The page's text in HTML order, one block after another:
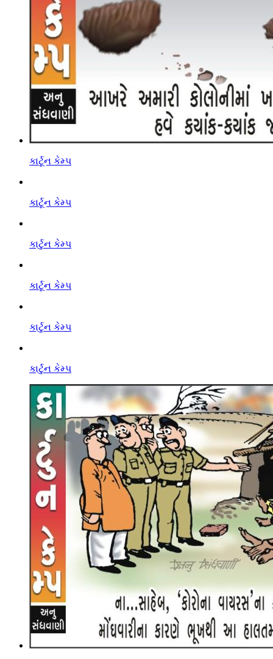
કાર્ટૂન કેમ્પ
કાર્ટૂન કેમ્પ
કાર્ટુન કેમ્પ
કાર્ટૂન કેમ્પ
કાર્ટુન કેમ્પ
કાર્ટુન કેમ્પ